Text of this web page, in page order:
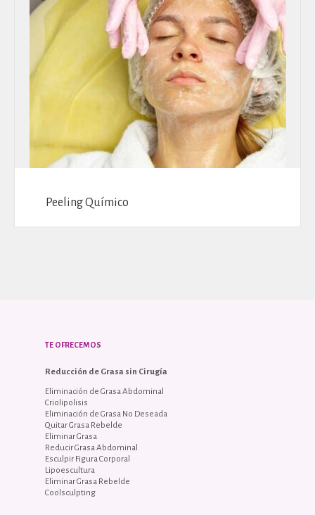
Peeling Químico
TE OFRECEMOS
Reducción de Grasa sin Cirugía
Eliminación de Grasa Abdominal
Criolipolisis
Eliminación de Grasa No Deseada
Quitar Grasa Rebelde
Eliminar Grasa
Reducir Grasa Abdominal
Esculpir Figura Corporal
Lipoescultura
Eliminar Grasa Rebelde
Coolsculpting